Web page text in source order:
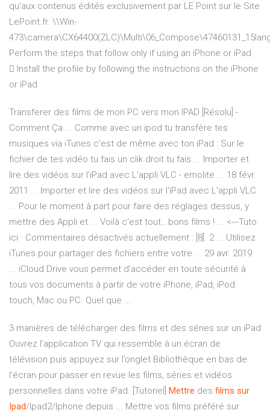
qu’aux contenus édités exclusivement par LE Point sur le Site
LePoint.fr. \\Win-
Perform the steps that follow only if using an iPhone or iPad.
 Install the profile by following the instructions on the iPhone
or iPad
Transferer des films de mon PC vers mon IPAD [Résolu] -
Comment Ça ... Comme avec un ipod tu transfère tes
musiques via iTunes c'est de même avec ton iPad : Sur le
fichier de tes vidéo tu fais un clik droit tu fais ... Importer et
lire des vidéos sur l'iPad avec L'appli VLC - emolite ... 18 févr.
2011 ... Importer et lire des vidéos sur l'iPad avec L'appli VLC
... Pour le moment à part pour faire des réglages dessus, y
mettre des Appli et ... Voilà c'est tout...bons films ! ... <---Tuto
ici · Commentaires désactivés actuellement : [8]. 2 ... Utilisez
iTunes pour partager des fichiers entre votre ... 29 avr. 2019
... iCloud Drive vous permet d'accéder en toute sécurité à
tous vos documents à partir de votre iPhone, iPad, iPod
touch, Mac ou PC. Quel que ...
3 manières de télécharger des films et des séries sur un iPad
Ouvrez l’application TV qui ressemble à un écran de
télévision puis appuyez sur l’onglet Bibliothèque en bas de
l’écran pour passer en revue les films, séries et vidéos
personnelles dans votre iPad. [Tutoriel]
Mettre des films sur
Ipad/Ipad2/Iphone depuis ... Mettre vos films préféré sur